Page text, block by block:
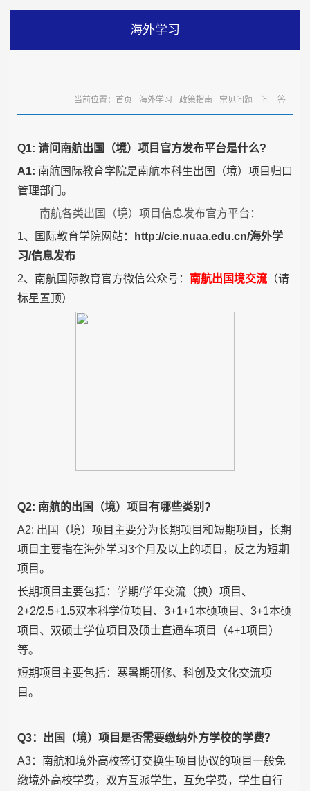
海外学习
当前位置： 首页 海外学习 政策指南 常见问题一问一答
Q1: 请问南航出国（境）项目官方发布平台是什么?
A1: 南航国际教育学院是南航本科生出国（境）项目归口
管理部门。
南航各类出国（境）项目信息发布官方平台：
1、 国际教育学院网站： http://cie.nuaa.edu.cn/海外学
习/信息发布
2、 南航国际教育官方微信公众号： 南航出国境交流 （请
标星置顶）
Q2: 南航的出国（境）项目有哪些类别?
A2: 出国（境）项目主要分为长期项目和短期项目，长期
项目主要指在海外学习3个月及以上的项目，反之为短期
项目。
长期项目主要包括：学期/学年交流（换）项目、
2+2/2.5+1.5双本科学位项目、3+1+1本硕项目、3+1本硕
项目、双硕士学位项目及硕士直通车项目（4+1项目）
等。
短期项目主要包括：寒暑期研修、科创及文化交流项
目。
Q3：出国（境）项目是否需要缴纳外方学校的学费？
A3：南航和境外高校签订交换生项目协议的项目一般免
缴境外高校学费，双方互派学生，互免学费，学生自行